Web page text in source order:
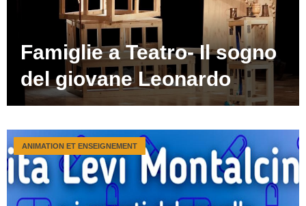
Famiglie a Teatro- Il sogno
del giovane Leonardo
ANIMATION ET ENSEIGNEMENT